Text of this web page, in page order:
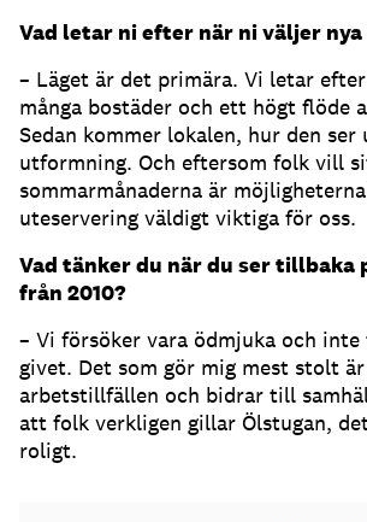
Vad letar ni efter när ni väljer
– Läget är det primära. Vi letar
många bostäder och ett högt flöde
Sedan kommer lokalen, hur den
utformning. Och eftersom folk vill
sommarmånaderna är
uteservering väldigt viktiga för oss.
Vad tänker du när du ser tillbaka
från 2010?
– Vi försöker vara ödmjuka och
givet. Det som gör mig mest stolt
arbetstillfällen och bidrar till
att folk verkligen gillar Ölstugan,
roligt.